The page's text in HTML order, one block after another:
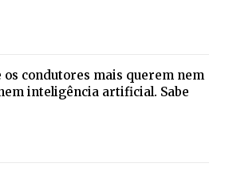
os condutores mais querem nem
inteligência artificial. Sabe